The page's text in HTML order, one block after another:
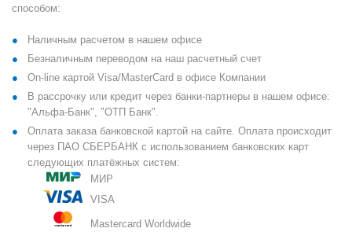
способом:
Наличным расчетом в нашем офисе
Безналичным переводом на наш расчетный счет
On-line картой Visa/MasterCard в офисе Компании
В рассрочку или кредит через банки-партнеры в нашем офисе:
"Альфа-Банк", "ОТП Банк".
Оплата заказа банковской картой на сайте. Оплата происходит
через ПАО СБЕРБАНК с использованием банковских карт
следующих платёжных систем:
МИР
VISA
Mastercard Worldwide